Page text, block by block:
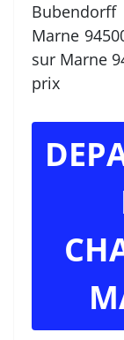
Marne
sur Marne
prix